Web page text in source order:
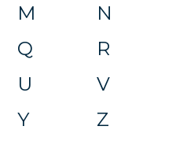
M
N
Q
R
U
V
Y
Z